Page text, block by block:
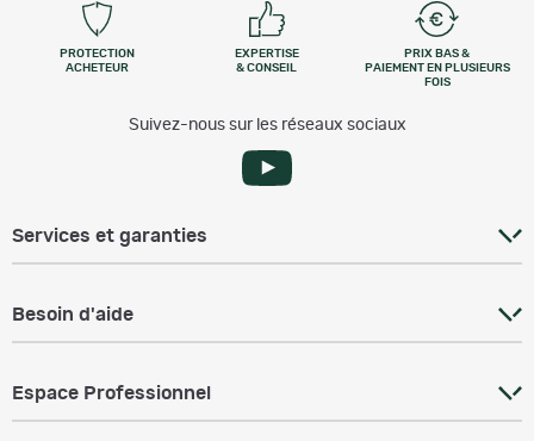
PROTECTION
ACHETEUR
EXPERTISE
& CONSEIL
PRIX BAS &
PAIEMENT EN PLUSIEURS
FOIS
Suivez-nous sur les réseaux sociaux
Services et garanties
Besoin d'aide
Espace Professionnel